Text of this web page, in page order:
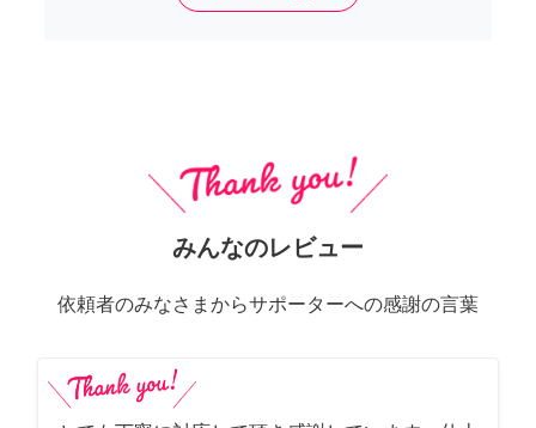
みんなのレビュー
依頼者のみなさまからサポーターへの感謝の言葉